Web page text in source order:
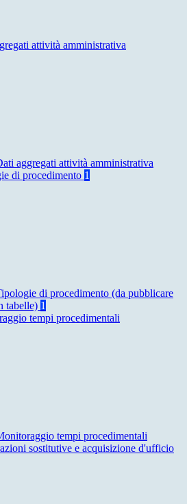
attività amministrativa
aggregati attività amministrativa
di procedimento 1
di procedimento (da pubblicare
tabelle) 1
tempi procedimentali
tempi procedimentali
sostitutive e acquisizione d'ufficio